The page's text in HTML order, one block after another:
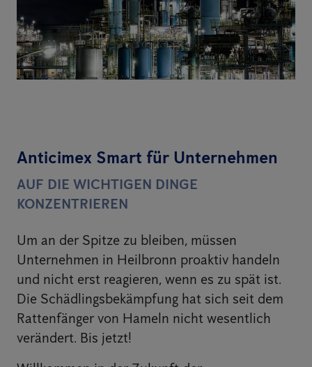
Anticimex Smart für Unternehmen
AUF DIE WICHTIGEN DINGE
KONZENTRIEREN
Um an der Spitze zu bleiben, müssen
Unternehmen in Heilbronn proaktiv handeln
und nicht erst reagieren, wenn es zu spät ist.
Die Schädlingsbekämpfung hat sich seit dem
Rattenfänger von Hameln nicht wesentlich
verändert. Bis jetzt!